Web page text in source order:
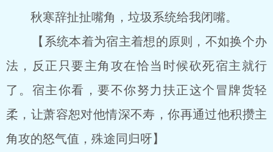
秋寒辞扯扯嘴角，垃圾系统给我闭嘴。
【系统本着为宿主着想的原则，不如换个办
法，反正只要主角攻在恰当时候砍死宿主就行
了。宿主你看，要不你努力扶正这个冒牌货轻
柔，让萧容恕对他情深不寿，你再通过他积攒主
角攻的怒气值，殊途同归呀】